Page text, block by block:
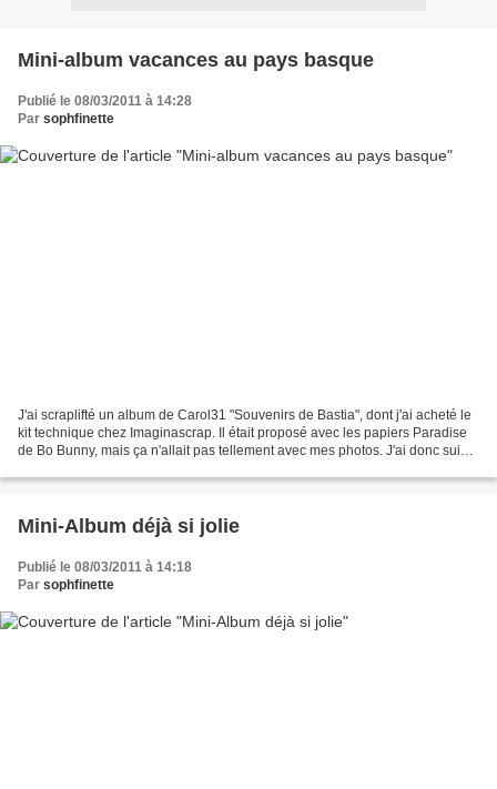
Mini-album vacances au pays basque
Publié le 08/03/2011 à 14:28
Par sophfinette
J'ai scraplifté un album de Carol31 "Souvenirs de Bastia", dont j'ai acheté le
kit technique chez Imaginascrap. Il était proposé avec les papiers Paradise
de Bo Bunny, mais ça n'allait pas tellement avec mes photos. J'ai donc suivi
Mini-Album déjà si jolie
Publié le 08/03/2011 à 14:18
Par sophfinette